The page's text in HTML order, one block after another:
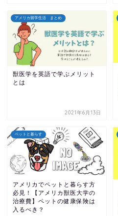
アメリカ留学生活 まとめ
獣医学を英語で学ぶメリット
とは
2021年6月13日
ペットと暮らす
アメリカでペットと暮らす方
必見！【アメリカ獣医大学の
治療費】ペットの健康保険は
入るべき？